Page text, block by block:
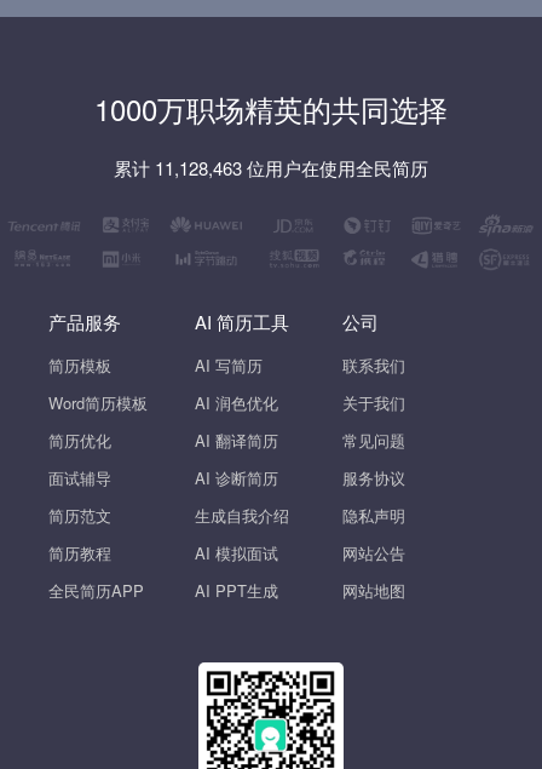
1000万职场精英的共同选择
累计 11,128,463 位用户在使用全民简历
产品服务
简历模板
Word简历模板
简历优化
面试辅导
简历范文
简历教程
全民简历APP
AI 简历工具
AI 写简历
AI 润色优化
AI 翻译简历
AI 诊断简历
生成自我介绍
AI 模拟面试
AI PPT生成
公司
联系我们
关于我们
常见问题
服务协议
隐私声明
网站公告
网站地图